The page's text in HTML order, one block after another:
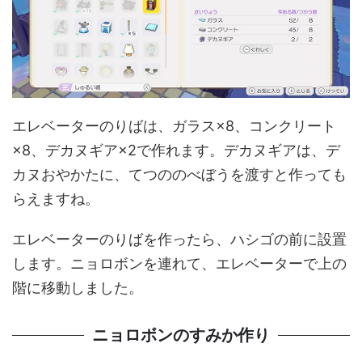
エレベーターのりばは、ガラス×8、コンクリート
×8、デカヌギア×2で作れます。デカヌギアは、デ
カヌおやかたに、てつののべぼうを渡すと作っても
らえますね。
エレベーターのりばを作ったら、ハシゴの前に設置
します。ニョロボンを連れて、エレベーターで上の
階に移動しました。
ニョロボンのすみか作り